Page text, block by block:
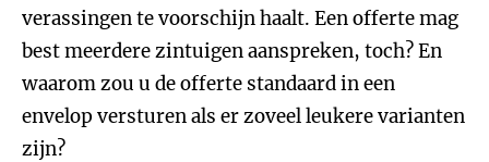
verassingen te voorschijn haalt. Een offerte mag
best meerdere zintuigen aanspreken, toch? En
waarom zou u de offerte standaard in een
envelop versturen als er zoveel leukere varianten
zijn?